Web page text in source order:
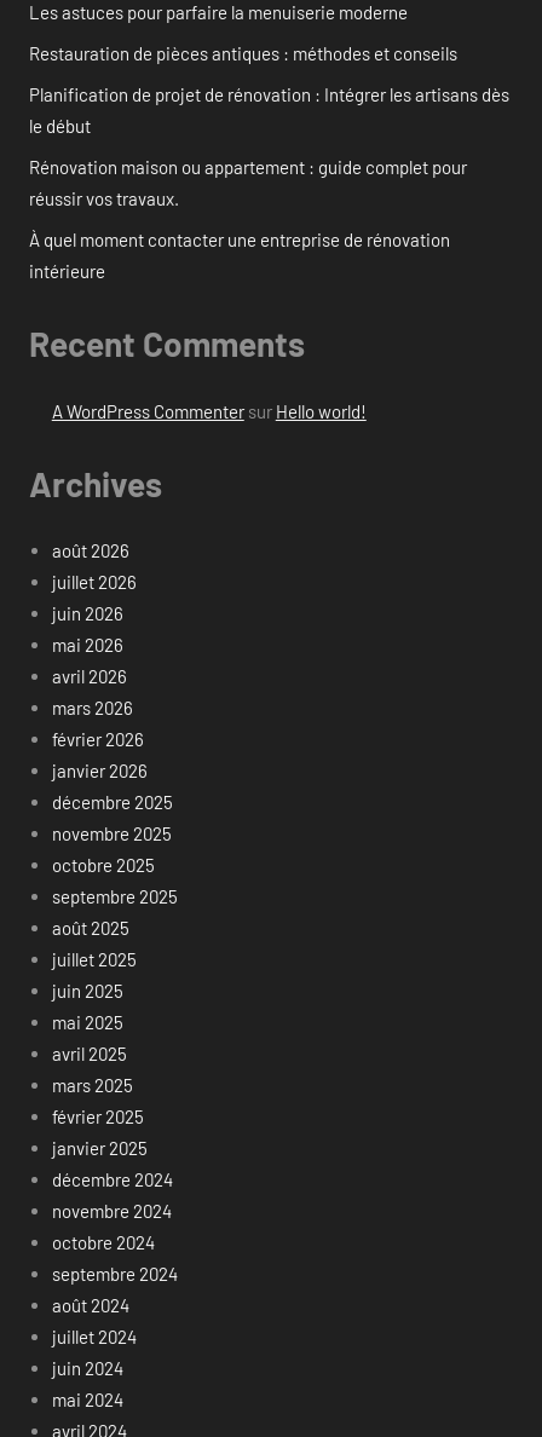
Les astuces pour parfaire la menuiserie moderne
Restauration de pièces antiques : méthodes et conseils
Planification de projet de rénovation : Intégrer les artisans dès
le début
Rénovation maison ou appartement : guide complet pour
réussir vos travaux.
À quel moment contacter une entreprise de rénovation
intérieure
Recent Comments
A WordPress Commentersur Hello world!
Archives
août 2026
juillet 2026
juin 2026
mai 2026
avril 2026
mars 2026
février 2026
janvier 2026
décembre 2025
novembre 2025
octobre 2025
septembre 2025
août 2025
juillet 2025
juin 2025
mai 2025
avril 2025
mars 2025
février 2025
janvier 2025
décembre 2024
novembre 2024
octobre 2024
septembre 2024
août 2024
juillet 2024
juin 2024
mai 2024
avril 2024